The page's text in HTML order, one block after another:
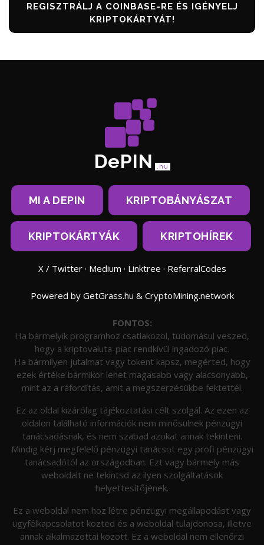
REGISZTRÁLJ A COINBASE-RE ÉS IGÉNYELJ
KRIPTOKÁRTYÁT!
DePIN .hu
MI A DEPIN KRIPTOBÁNYÁSZAT
KRIPTOKÁRTYÁK KRIPTOHÍREK
X / Twitter· Medium · Linktree · ReferralCodes
Powered by GetGrass.hu & CryptoMining.network
FONTOS:
Ha bármelyik programhoz csatlakozol, tudomásul veszed,
hogy a kriptovaluta-piac rendkívül ingadozó piac.
Ha bármilyen jutalmat vagy tokent kapsz, megérted, hogy
ezek értéke bármikor lehet magasabb vagy alacsonyabb,
mint az a ráfordítás, amit a megszerzésükbe fektettél.
Ez az oldal kizárólag tájékoztatási célt szolgál. Az ezen az
oldalon található információk nem minősülnek pénzügyi
tanácsadásnak, és nem szabad azokat annak tekinteni.
Mindig kérj megfelelő pénzügyi tanácsot egy profi pénzügyi
tanácsadótól az országodban. Ezt vagy bármely más
weboldalt ne tekintsd az ilyen szolgáltatások
helyettesítőjének.
Ez a weboldal nem hoz létre pénzügyi megállapodást vagy
ügyfélkapcsolatot közted és a weboldal tulajdonosa, illetve
annak alkalmazottai között. Ez a weboldal nem ellenőrzi